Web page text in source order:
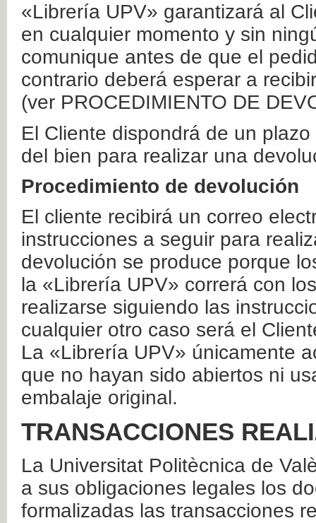
«Librería UPV» garantizará al
en cualquier momento y sin
comunique antes de que el
contrario deberá esperar a
(ver PROCEDIMIENTO DE
El Cliente dispondrá de un
del bien para realizar una
Procedimiento de devolución
El cliente recibirá un correo
instrucciones a seguir para
devolución se produce porque
la «Librería UPV» correrá con
realizarse siguiendo las
cualquier otro caso será el
La «Librería UPV» únicamente
que no hayan sido abiertos ni
embalaje original.
TRANSACCIONES
La Universitat Politècnica de
a sus obligaciones legales los
formalizadas las transacciones